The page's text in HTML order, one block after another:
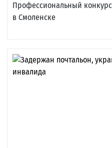
Профессиональный
в Смоленске